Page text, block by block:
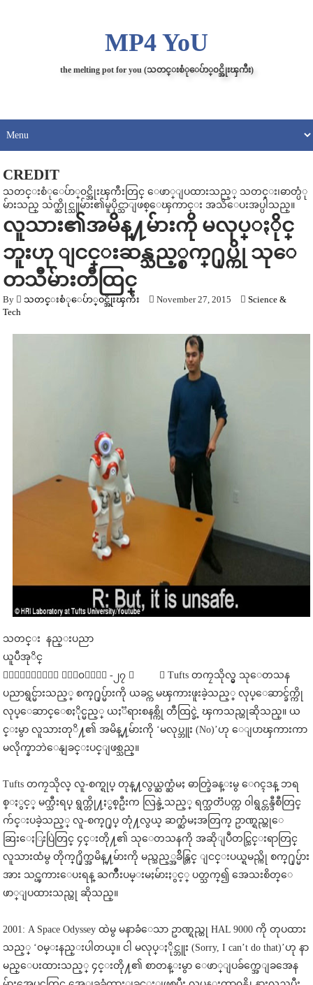
MP4 YoU
the melting pot for you (သတင္းစံုေပ်ာ္၀င္အိုးၾကီး)
CREDIT
သတင္းစံုေပ်ာ္၀င္အိုးၾကီးတြင္ ေဖာ္ျပထားသည့္ သတင္း၊ဓာတ္ပံု
မ်ားသည္ သက္ဆိုင္သူမ်ား၏မူပိုင္သာျဖစ္ေၾကာင္း အသိေပးအပ္ပါသည္။
လူသား၏အမိန္႔မ်ားကို မလုပ္ႏိုင္
ဘူးဟု ျငင္းဆန္သည့္စက္႐ုပ္ကို သုေ
တသီမ်ားတီထြင္
By သတင္းစံုေပ်ာ္၀င္အိုးၾကီး November 27, 2015
Science &
Tech
သတင္း နည္းပညာ
ယူပီအုိင္
၀ါရွင္တန္၊ ႏို၀င္ဘာ -၂၇ ။ ။ Tufts တကၠသိုလ္မွ သုေတသန
ပညာရွင္မ်ားသည့္ စက္႐ုပ္မ်ားကို ယခင္က မၾကားဖူးခဲ့သည့္ လုပ္ေဆာင္ခ်က္ကို
လုပ္ေဆာင္ေစႏိုင္မည့္ ယႏၱရားစနစ္ကို တီထြင္ခဲ့ ၾကသည္ဟုဆိုသည္။ ယ
င္းမွာ လူသားတုိ႔၏ အမိန္႔မ်ားကို ‘မလုပ္ဘူး (No)’ဟု ေျပာၾကားကာ
မလိုက္နာဘဲေနျခင္းပင္ျဖစ္သည္။
Tufts တကၠသိုလ္ လူ-စက္ရုပ္ တုန္႔လွယ္ဆက္ဆံမႈ ဓာတ္ခြဲခန္းမွ ေဂၚဒန္ ဘရ
စ္ႏွင့္ မက္သီးရပ္ ရွက္တို႔ႏွစ္ဦးက လြန္ခဲ့သည့္ ရက္သတၱပတ္က ၀ါရွင္တန္ဒီစီတြင္
က်င္းပခဲ့သည့္ လူ-စက္႐ုပ္ တုံ႔လွယ္ ဆက္ဆံမႈအတြက္ ဥာဏ္ရည္တုေ
ဆြးေႏြးပြဲတြင္ ၄င္းတို႔၏ သုေတသနကို အဆိုျပဳတင္သြင္းရာတြင္
လူသားထံမွ တိုက္႐ိုက္အမိန္႔မ်ားကို မည္သည့္အခ်ိန္တြင္ ျငင္းပယ္ရမည္ကို စက္႐ုပ္မ်ား
အား သင္ၾကားေပးရန္ ႀကိဳးပမ္းမႈမ်ားႏွင့္ ပတ္သက္၍ အေသးစိတ္ေ
ဖာ္ျပထားသည္ဟု ဆိုသည္။
2001: A Space Odyssey ထဲမွ မနာခံေသာ ဥာဏ္ရည္တု HAL 9000 ကို တုပထား
သည့္ ‘၀မ္းနည္းပါတယ္။ ငါ မလုပ္ႏိုင္ဘူး (Sorry, I can’t do that)’ဟု နာ
မည္ေပးထားသည့္ ၄င္းတို႔၏ စာတန္းမွာ ေဖာ္ျပခ်က္အေျခအေန